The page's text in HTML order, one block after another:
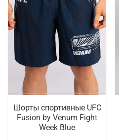
Шорты спортивные UFC
Fusion by Venum Fight
Week Blue